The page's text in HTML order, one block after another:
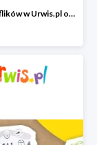
Rodzina Treflików w Urwis.pl od 13 zł